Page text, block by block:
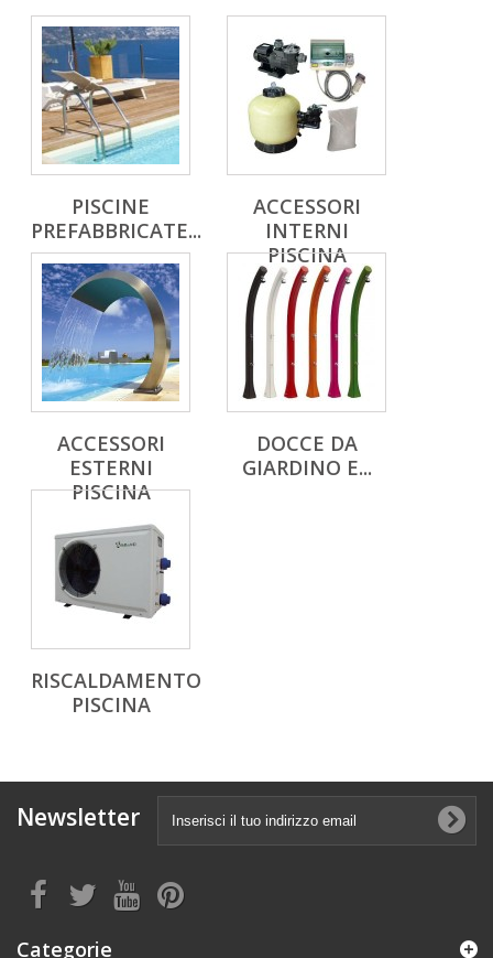
PISCINE
PREFABBRICATE...
ACCESSORI
INTERNI
PISCINA
ACCESSORI
ESTERNI
PISCINA
DOCCE DA
GIARDINO E...
RISCALDAMENTO
PISCINA
Newsletter
Categorie